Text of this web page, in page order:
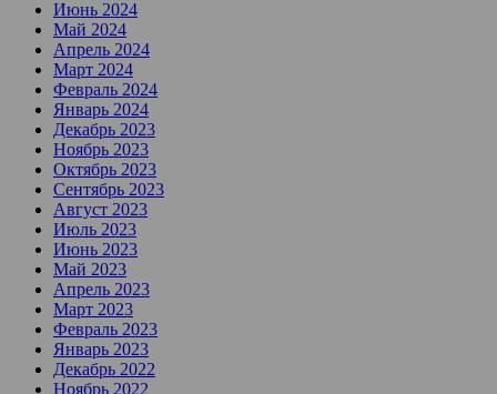
Июнь 2024
Май 2024
Апрель 2024
Март 2024
Февраль 2024
Январь 2024
Декабрь 2023
Ноябрь 2023
Октябрь 2023
Сентябрь 2023
Август 2023
Июль 2023
Июнь 2023
Май 2023
Апрель 2023
Март 2023
Февраль 2023
Январь 2023
Декабрь 2022
Ноябрь 2022